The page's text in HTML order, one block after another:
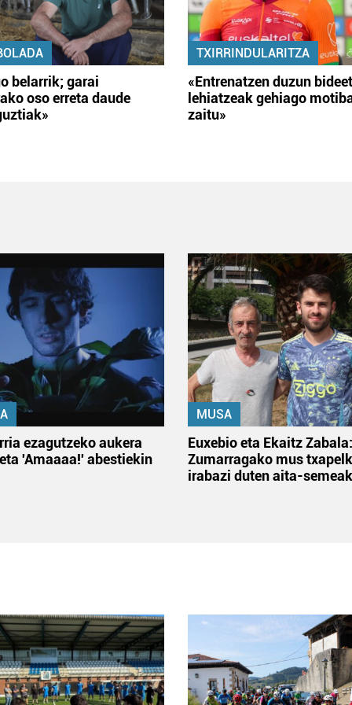
belarrik; garai
oso erreta daude
TXIRRINDULARITZA
«Entrenatzen duzun
lehiatzeak gehiago
zaitu»
ezagutzeko aukera
'Amaaaa!' abestiekin
MUSA
Euxebio eta Ekaitz Zabala:
Zumarragako mus
irabazi duten aita-semeak